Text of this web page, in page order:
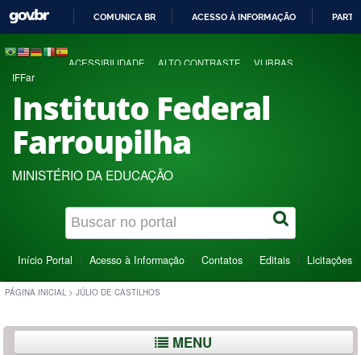
COMUNICA BR ACESSO À INFORMAÇÃO
ACESSIBILIDADE ALTO CONTRASTE VLIBRAS
IFFar
Instituto Federal
Farroupilha
MINISTÉRIO DA EDUCAÇÃO
Início Portal Acesso à Informação Contatos Editais Licitações
PÁGINA INICIAL > JÚLIO DE CASTILHOS
MENU